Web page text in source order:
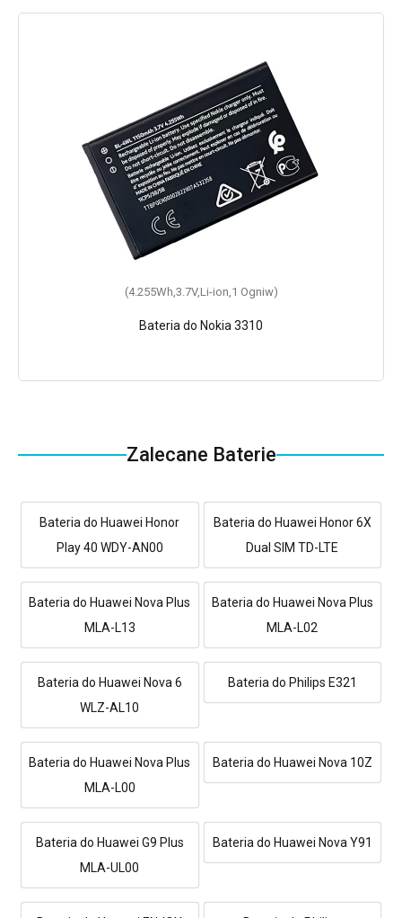
(4.255Wh,3.7V,Li-ion,1 Ogniw)
Bateria do Nokia 3310
Zalecane Baterie
Bateria do Huawei Honor
Play 40 WDY-AN00
Bateria do Huawei Honor 6X
Dual SIM TD-LTE
Bateria do Huawei Nova Plus
MLA-L13
Bateria do Huawei Nova Plus
MLA-L02
Bateria do Huawei Nova 6
WLZ-AL10
Bateria do Philips E321
Bateria do Huawei Nova Plus
MLA-L00
Bateria do Huawei Nova 10Z
Bateria do Huawei G9 Plus
MLA-UL00
Bateria do Huawei Nova Y91